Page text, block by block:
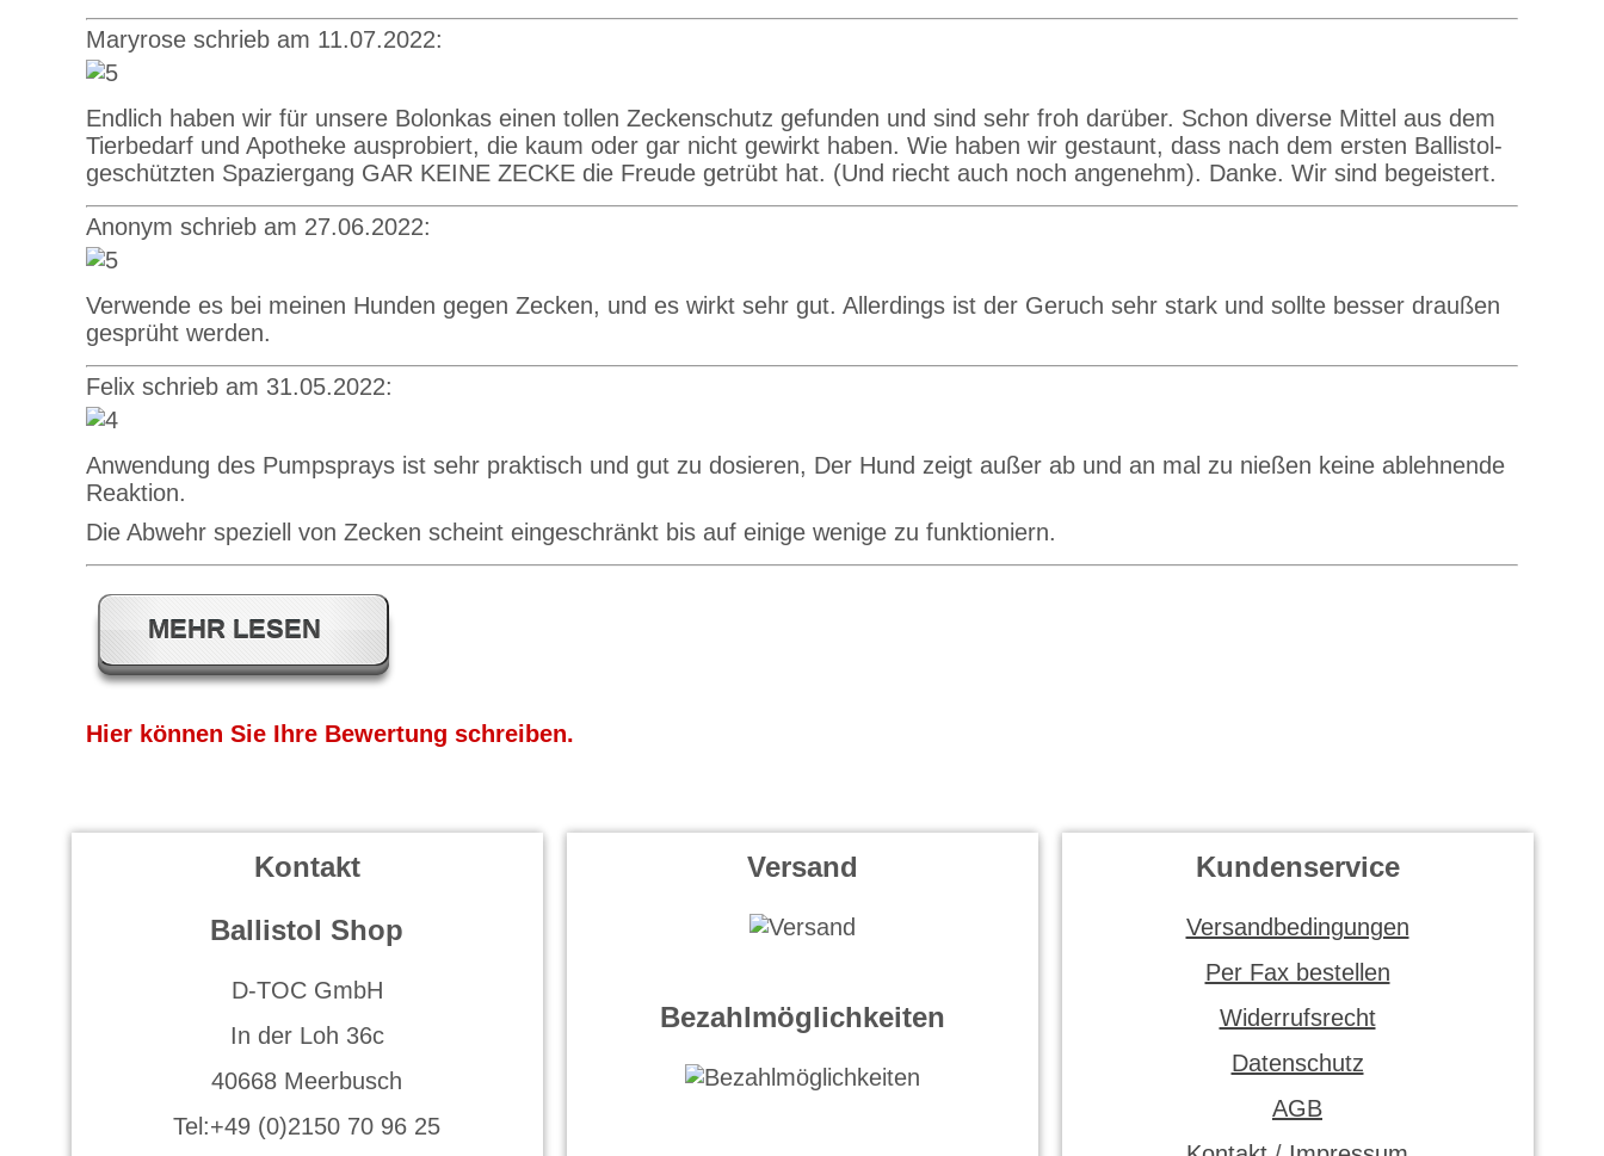
Maryrose schrieb am 11.07.2022:
Endlich haben wir für unsere Bolonkas einen tollen Zeckenschutz gefunden und sind sehr froh darüber. Schon diverse Mittel aus dem
Tierbedarf und Apotheke ausprobiert, die kaum oder gar nicht gewirkt haben. Wie haben wir gestaunt, dass nach dem ersten Ballistol-
geschützten Spaziergang GAR KEINE ZECKE die Freude getrübt hat. (Und riecht auch noch angenehm). Danke. Wir sind begeistert.
Anonym schrieb am 27.06.2022:
Verwende es bei meinen Hunden gegen Zecken, und es wirkt sehr gut. Allerdings ist der Geruch sehr stark und sollte besser draußen
gesprüht werden.
Felix schrieb am 31.05.2022:
Anwendung des Pumpsprays ist sehr praktisch und gut zu dosieren, Der Hund zeigt außer ab und an mal zu nießen keine ablehnende
Reaktion.
Die Abwehr speziell von Zecken scheint eingeschränkt bis auf einige wenige zu funktioniern.
LESEN
Hier können Sie Ihre Bewertung schreiben.
Kontakt
Ballistol Shop
D-TOC GmbH
In der Loh 36c
40668 Meerbusch
Tel:+49 (0)2150 70 96 25
Versand
Bezahlmöglichkeiten
Kundenservice
Versandbedingungen
Per Fax bestellen
Widerrufsrecht
Datenschutz
AGB